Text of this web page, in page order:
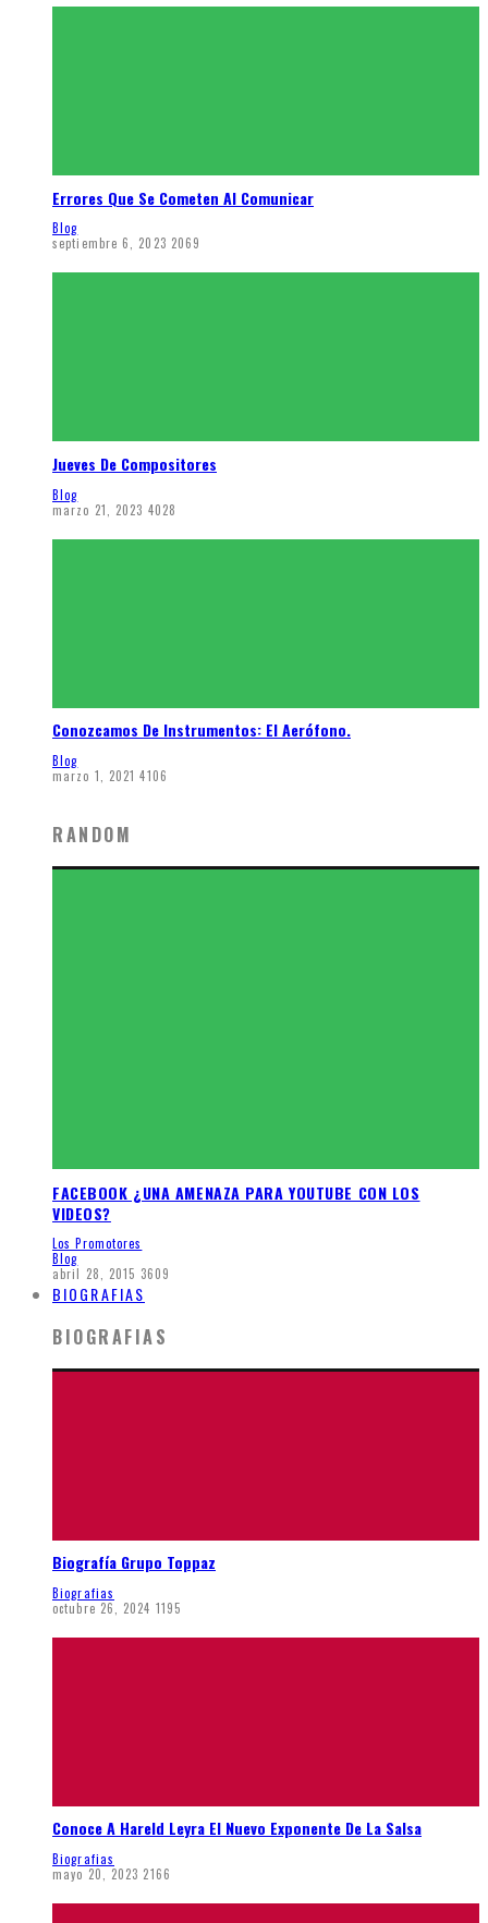
Errores Que Se Cometen Al Comunicar
Blog
septiembre 6, 2023 2069
Jueves De Compositores
Blog
marzo 21, 2023 4028
Conozcamos De Instrumentos: El Aerófono.
Blog
marzo 1, 2021 4106
RANDOM
FACEBOOK ¿UNA AMENAZA PARA YOUTUBE CON LOS
VIDEOS?
Los Promotores
Blog
abril 28, 2015 3609
BIOGRAFIAS
BIOGRAFIAS
Biografía Grupo Toppaz
Biografias
octubre 26, 2024 1195
Conoce A Hareld Leyra El Nuevo Exponente De La Salsa
Biografias
mayo 20, 2023 2166